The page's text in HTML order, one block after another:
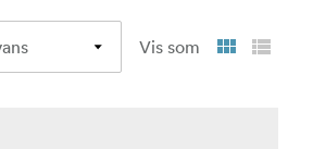
Vis som